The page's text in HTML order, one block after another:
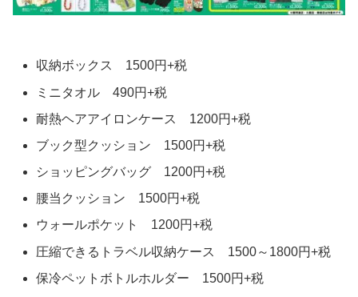
収納ボックス 1500円+税
ミニタオル 490円+税
耐熱ヘアアイロンケース 1200円+税
ブック型クッション 1500円+税
ショッピングバッグ 1200円+税
腰当クッション 1500円+税
ウォールポケット 1200円+税
圧縮できるトラベル収納ケース 1500～1800円+税
保冷ペットボトルホルダー 1500円+税